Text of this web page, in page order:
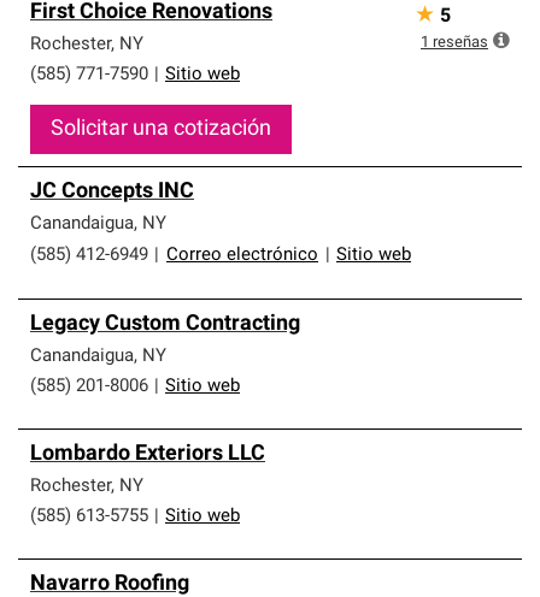
First Choice Renovations
Rochester, NY
(585) 771-7590
Sitio web
Solicitar una cotización
★ 5
1 reseñas
JC Concepts INC
Canandaigua, NY
(585) 412-6949
Correo electrónico Sitio web
Legacy Custom Contracting
Canandaigua, NY
(585) 201-8006
Sitio web
Lombardo Exteriors LLC
Rochester, NY
(585) 613-5755
Sitio web
Navarro Roofing